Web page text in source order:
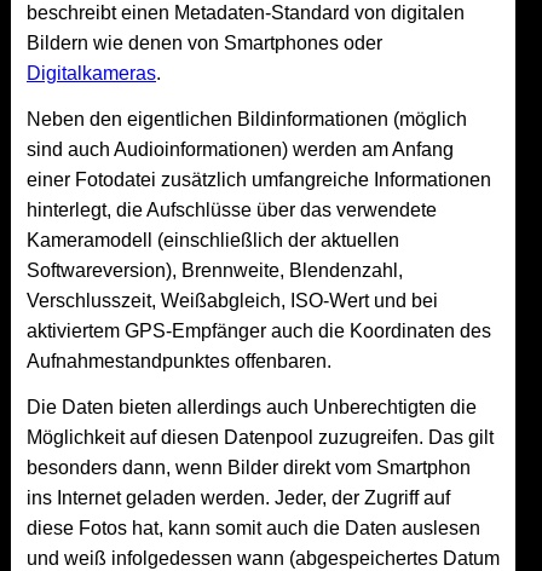
beschreibt einen Metadaten-Standard von digitalen
Bildern wie denen von Smartphones oder
Digitalkameras.
Neben den eigentlichen Bildinformationen (möglich
sind auch Audioinformationen) werden am Anfang
einer Fotodatei zusätzlich umfangreiche Informationen
hinterlegt, die Aufschlüsse über das verwendete
Kameramodell (einschließlich der aktuellen
Softwareversion), Brennweite, Blendenzahl,
Verschlusszeit, Weißabgleich, ISO-Wert und bei
aktiviertem GPS-Empfänger auch die Koordinaten des
Aufnahmestandpunktes offenbaren.
Die Daten bieten allerdings auch Unberechtigten die
Möglichkeit auf diesen Datenpool zuzugreifen. Das gilt
besonders dann, wenn Bilder direkt vom Smartphon
ins Internet geladen werden. Jeder, der Zugriff auf
diese Fotos hat, kann somit auch die Daten auslesen
und weiß infolgedessen wann (abgespeichertes Datum